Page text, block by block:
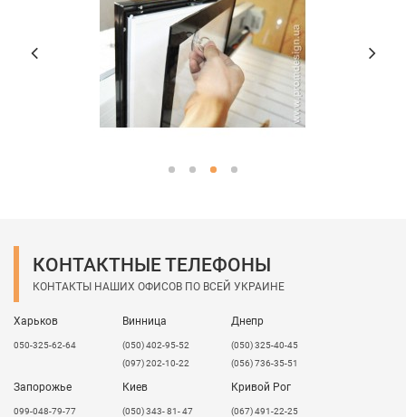
КОНТАКТНЫЕ ТЕЛЕФОНЫ
КОНТАКТЫ НАШИХ ОФИСОВ ПО ВСЕЙ УКРАИНЕ
Харьков
050-325-62-64
Винница
(050) 402-95-52
(097) 202-10-22
Днепр
(050) 325-40-45
(056) 736-35-51
Запорожье
099-048-79-77
Киев
(050) 343- 81- 47
Кривой Рог
(067) 491-22-25